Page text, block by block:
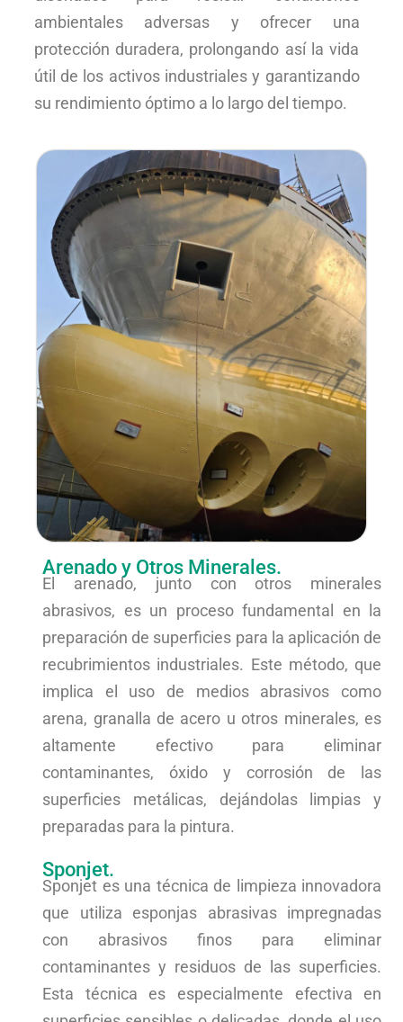
ambientales adversas y ofrecer una
protección duradera, prolongando así la vida
útil de los activos industriales y garantizando
su rendimiento óptimo a lo largo del tiempo.
Arenado y Otros Minerales.
El arenado, junto con otros minerales
abrasivos, es un proceso fundamental en la
preparación de superficies para la aplicación de
recubrimientos industriales. Este método, que
implica el uso de medios abrasivos como
arena, granalla de acero u otros minerales, es
altamente efectivo para eliminar
contaminantes, óxido y corrosión de las
superficies metálicas, dejándolas limpias y
preparadas para la pintura.
Sponjet.
Sponjet es una técnica de limpieza innovadora
que utiliza esponjas abrasivas impregnadas
con abrasivos finos para eliminar
contaminantes y residuos de las superficies.
Esta técnica es especialmente efectiva en